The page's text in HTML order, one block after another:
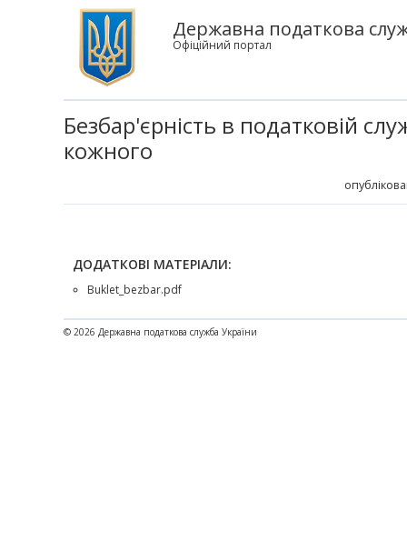
Державна податкова
Офіційний портал
Безбар'єрність в податковій
кожного
ДОДАТКОВІ МАТЕРІАЛИ:
Buklet_bezbar.pdf
© 2026 Державна податкова служба України